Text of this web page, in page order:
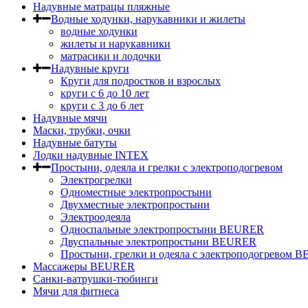
Надувные матрацы пляжные
Водные ходунки, нарукавники и жилеты
водные ходунки
жилеты и нарукавники
матрасики и лодочки
Надувные круги
Круги для подростков и взрослых
круги с 6 до 10 лет
круги c 3 до 6 лет
Надувные мячи
Маски, трубки, очки
Надувные батуты
Лодки надувные INTEX
Простыни, одеяла и грелки с электроподогревом
Электрогрелки
Одноместные электропростыни
Двухместные электропростыни
Электроодеяла
Односпальные электропростыни BEURER
Двуспальные электропростыни BEURER
Простыни, грелки и одеяла с электроподогревом
Массажеры BEURER
Санки-ватрушки-тюбинги
Мячи для фитнеса